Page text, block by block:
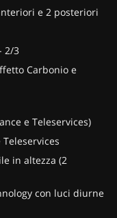
e 2 posteriori
2/3
Carbonio e
e Teleservices)
Teleservices
in altezza (2
con luci diurne